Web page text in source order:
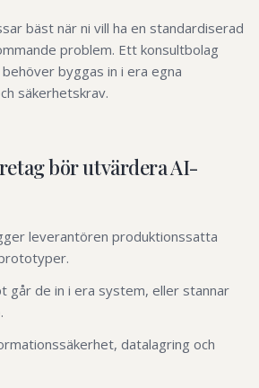
bäst när ni vill ha en standardiserad
problem. Ett konsultbolag
byggas in i era egna
säkerhetskrav.
bör utvärdera AI-
leverantören produktionssatta
går de in i era system, eller stannar
datalagring och